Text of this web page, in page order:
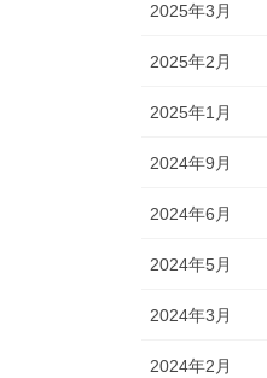
2025年3月
2025年2月
2025年1月
2024年9月
2024年6月
2024年5月
2024年3月
2024年2月